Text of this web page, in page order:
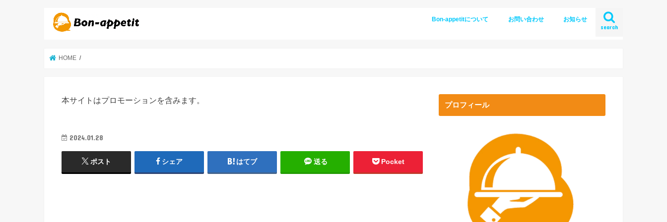
search
Bon-appetitについて お問い合わせ お知らせ
HOME
本サイトはプロモーションを含みます。
2024.01.28
ポスト シェア はてブ 送る Pocket
プロフィール